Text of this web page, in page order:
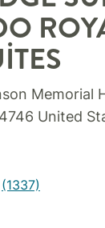
Memorial
United
(1337)